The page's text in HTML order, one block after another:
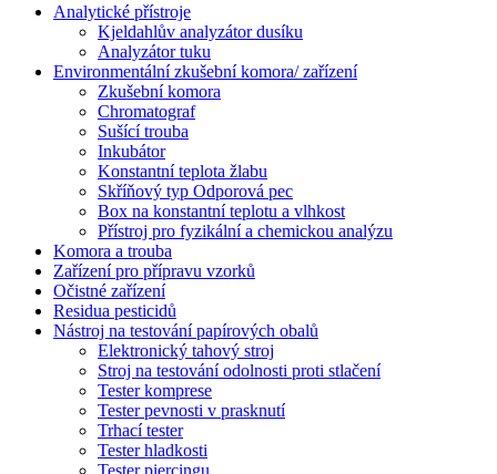
Analytické přístroje
Kjeldahlův analyzátor dusíku
Analyzátor tuku
Environmentální zkušební komora/ zařízení
Zkušební komora
Chromatograf
Sušící trouba
Inkubátor
Konstantní teplota žlabu
Skříňový typ Odporová pec
Box na konstantní teplotu a vlhkost
Přístroj pro fyzikální a chemickou analýzu
Komora a trouba
Zařízení pro přípravu vzorků
Očistné zařízení
Residua pesticidů
Nástroj na testování papírových obalů
Elektronický tahový stroj
Stroj na testování odolnosti proti stlačení
Tester komprese
Tester pevnosti v prasknutí
Trhací tester
Tester hladkosti
Tester piercingu